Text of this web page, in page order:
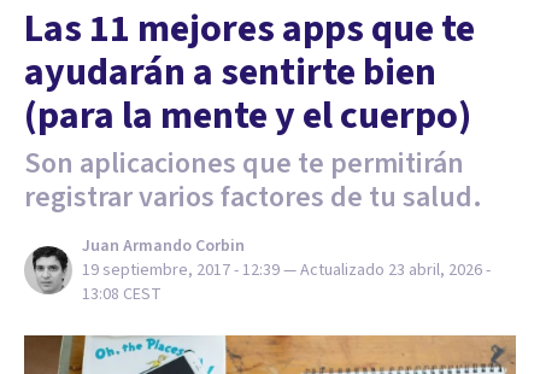
Las 11 mejores apps que te
ayudarán a sentirte bien
(para la mente y el cuerpo)
Son aplicaciones que te permitirán
registrar varios factores de tu salud.
Juan Armando Corbin
19 septiembre, 2017 - 12:39— Actualizado 23 abril, 2026 -
13:08 CEST